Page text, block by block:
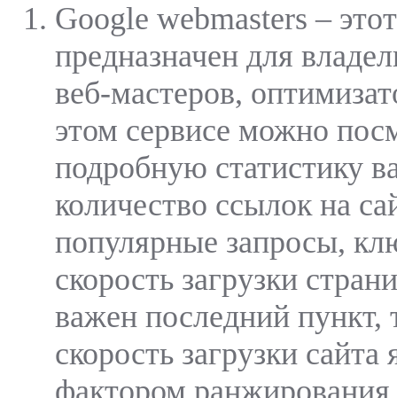
Google webmasters –
предназначен для
веб-мастеров,
этом сервисе можно
подробную статистику
количество ссылок на
популярные запросы,
скорость загрузки
важен последний пункт,
скорость загрузки